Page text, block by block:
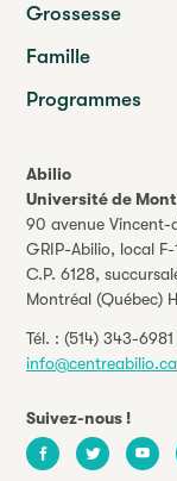
Abilio
Université de
90 avenue Vincent-
GRIP-Abilio, local F-
C.P. 6128,
Montréal (Québec)
Tél. : (514) 343-6981
info@centreabilio.ca
Suivez-nous !
FacebookTwitter
Grossesse
Famille
Programmes